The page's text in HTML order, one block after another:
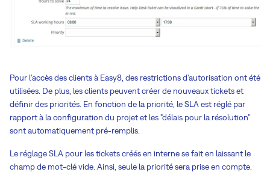
Pour l'accès des clients à Easy8, des restrictions d'autorisation ont été
utilisées. De plus, les clients peuvent créer de nouveaux tickets et
définir des priorités. En fonction de la priorité, le SLA est réglé par
rapport à la configuration du projet et les "délais pour la résolution"
sont automatiquement pré-remplis.
Le réglage SLA pour les tickets créés en interne se fait en laissant le
champ de mot-clé vide. Ainsi, seule la priorité sera prise en compte.